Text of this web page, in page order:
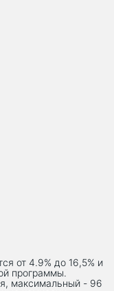
от 4.9% до 16,5% и
программы.
максимальный - 96